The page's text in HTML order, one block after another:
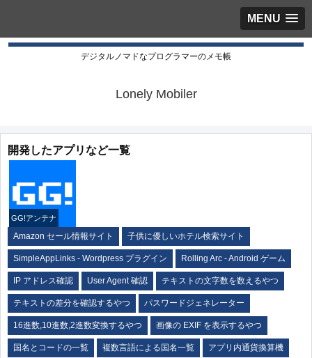
MENU
デジタルノマドなプログラマーのメモ帳
Lonely Mobiler
開発したアプリなど一覧
GG!アンテナ
Amazon セール情報サイト 子供に優しいホテル検索サイト
SimpleAppLinks - Wordpress プラグイン Rolling Arc - Android ゲーム
IP アドレス確認 User Agent 確認 テキストの文字数を数えるやつ
テキストの差分を確認するやつ パスワードジェネレーター
16進数,10進数,2進数変換するやつ 画像の EXIF を表示するやつ
国名とコードの一覧 複数言語による国名一覧 アプリ内通貨換算機